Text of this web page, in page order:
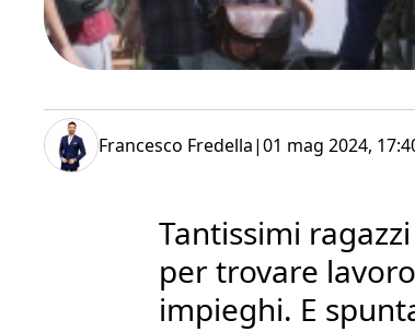
Francesco Fredella|01 mag 2024,
Tantissimi
per trovare
impieghi. E